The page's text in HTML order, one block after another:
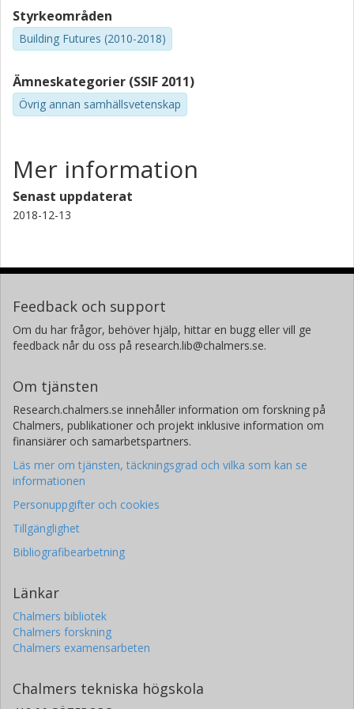
Styrkeområden
Building Futures (2010-2018)
Ämneskategorier (SSIF 2011)
Övrig annan samhällsvetenskap
Mer information
Senast uppdaterat
2018-12-13
Feedback och support
Om du har frågor, behöver hjälp, hittar en bugg eller vill ge
feedback når du oss på research.lib@chalmers.se.
Om tjänsten
Research.chalmers.se innehåller information om forskning på
Chalmers, publikationer och projekt inklusive information om
finansiärer och samarbetspartners.
Läs mer om tjänsten, täckningsgrad och vilka som kan se
informationen
Personuppgifter och cookies
Tillgänglighet
Bibliografibearbetning
Länkar
Chalmers bibliotek
Chalmers forskning
Chalmers examensarbeten
Chalmers tekniska högskola